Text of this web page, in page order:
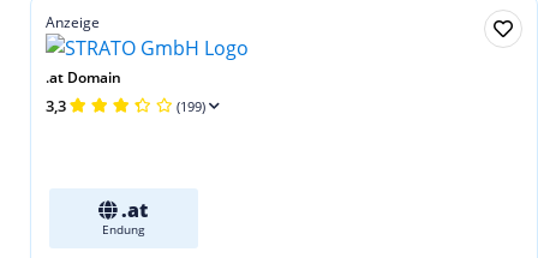
Anzeige
.at Domain
3,3 (199)
.at
Endung